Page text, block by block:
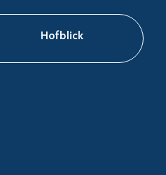
Hofblick